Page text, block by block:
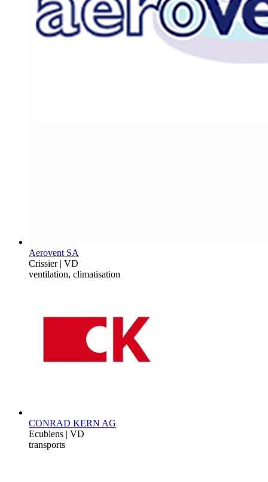
Aerovent SA
Crissier | VD
ventilation, climatisation
CONRAD KERN AG
Ecublens | VD
transports